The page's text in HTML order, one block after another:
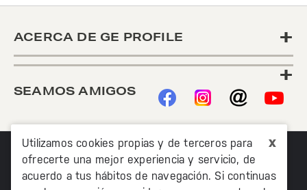
x
Utilizamos cookies propias y de terceros para
ofrecerte una mejor experiencia y servicio, de
acuerdo a tus hábitos de navegación. Si continuas
ACERCA DE GE PROFILE
+
+
SEAMOS AMIGOS